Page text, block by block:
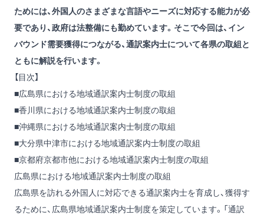
ためには、外国人のさまざまな言語やニーズに対応する能力が必
要であり、政府は法整備にも勤めています。そこで今回は、イン
バウンド需要獲得につながる、通訳案内士について各県の取組と
ともに解説を行います。
【目次】
■広島県における地域通訳案内士制度の取組
■香川県における地域通訳案内士制度の取組
■沖縄県における地域通訳案内士制度の取組
■大分県中津市における地域通訳案内士制度の取組
■京都府京都市他における地域通訳案内士制度の取組
広島県における地域通訳案内士制度の取組
広島県を訪れる外国人に対応できる通訳案内士を育成し、獲得す
るために、広島県地域通訳案内士制度を策定しています。「通訳